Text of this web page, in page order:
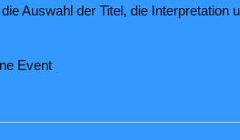
Auswahl der Titel, die
Event